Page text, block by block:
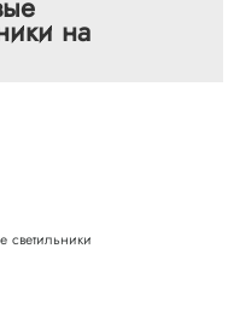
на
светильники